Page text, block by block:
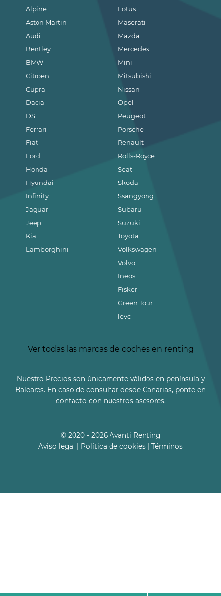
Alpine
Aston Martin
Audi
Bentley
BMW
Citroen
Cupra
Dacia
DS
Ferrari
Fiat
Ford
Honda
Hyundai
Infinity
Jaguar
Jeep
Kia
Lamborghini
Lotus
Maserati
Mazda
Mercedes
Mini
Mitsubishi
Nissan
Opel
Peugeot
Porsche
Renault
Rolls-Royce
Seat
Skoda
Ssangyong
Subaru
Suzuki
Toyota
Volkswagen
Volvo
Ineos
Fisker
Green Tour
levc
Ver todas las marcas de coches en renting
Nuestro Precios son únicamente válidos en península y
Baleares. En caso de consultar desde Canarias, ponte en
contacto con nuestros asesores.
© 2020 - 2026 Avanti Renting
Aviso legal | Política de cookies | Términos